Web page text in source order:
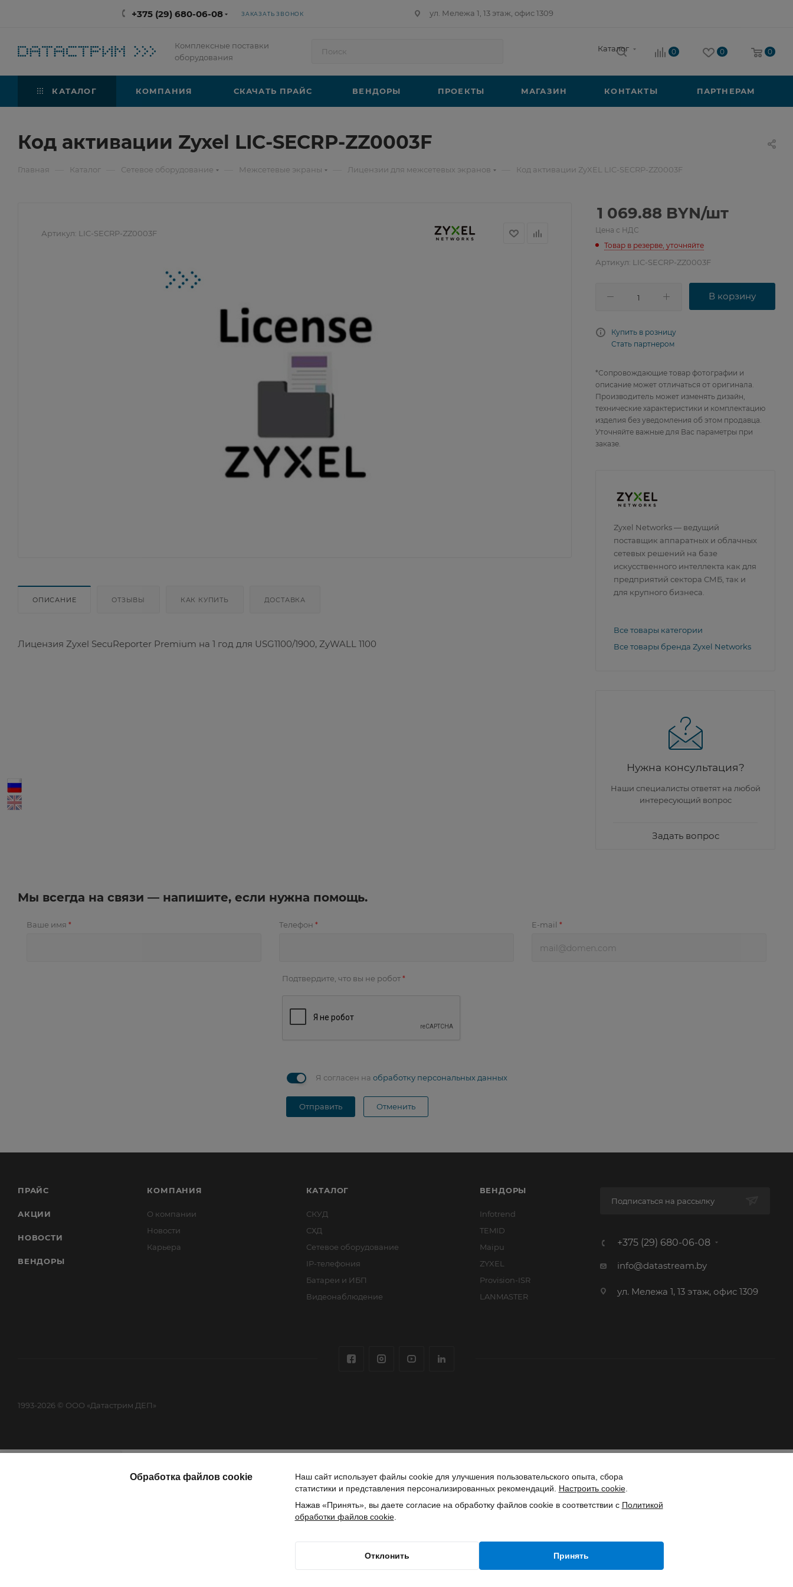
+375 (29) 680-06-08 ЗАКАЗАТЬ ЗВОНОК ул. Мележа 1, 13 этаж, офис 1309
Комплексные поставки
оборудования
Каталог 0 0 0
КАТАЛОГ КОМПАНИЯ СКАЧАТЬ ПРАЙС ВЕНДОРЫ ПРОЕКТЫ МАГАЗИН КОНТАКТЫ ПАРТНЕРАМ
Код активации Zyxel LIC-SECRP-ZZ0003F
Главная Каталог Сетевое оборудование Межсетевые экраны Лицензии для межсетевых экранов Код активации ZyXEL LIC-SECRP-ZZ0003F
Артикул: LIC-SECRP-ZZ0003F
ОПИСАНИЕ ОТЗЫВЫ КАК КУПИТЬ ДОСТАВКА
Лицензия Zyxel SecuReporter Premium на 1 год для USG1100/1900, ZyWALL 1100
1 069.88 BYN/шт
Цена с НДС
Товар в резерве, уточняйте
Артикул: LIC-SECRP-ZZ0003F
В корзину
Купить в розницу
Стать партнером
*Сопровождающие товар фотографии и
описание может отличаться от оригинала.
Производитель может изменять дизайн,
технические характеристики и комплектацию
изделия без уведомления об этом продавца.
Уточняйте важные для Вас параметры при
заказе.
Zyxel Networks — ведущий
поставщик аппаратных и облачных
сетевых решений на базе
искусственного интеллекта как для
предприятий сектора СМБ, так и
для крупного бизнеса.
Все товары категории
Все товары бренда Zyxel Networks
Нужна консультация?
Наши специалисты ответят на любой
интересующий вопрос
Задать вопрос
Мы всегда на связи — напишите, если нужна помощь.
Ваше имя* Телефон* E-mail *
Подтвердите, что вы не робот *
Я согласен на обработку персональных данных
Отправить Отменить
ПРАЙС
АКЦИИ
НОВОСТИ
ВЕНДОРЫ
КОМПАНИЯ
О компании
Новости
Карьера
КАТАЛОГ
СКУД
СХД
Сетевое оборудование
IP-телефония
Батареи и ИБП
Видеонаблюдение
ВЕНДОРЫ
Infotrend
TEMID
Maipu
ZYXEL
Provision-ISR
LANMASTER
Подписаться на рассылку
+375 (29) 680-06-08
info@datastream.by
ул. Мележа 1, 13 этаж, офис 1309
1993-2026 © ООО «Датастрим ДЕП»